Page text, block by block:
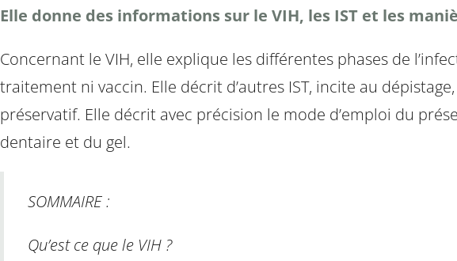
Elle donne des informations sur le VIH, les IST et les
Concernant le VIH, elle explique les différentes phases de
traitement ni vaccin. Elle décrit d’autres IST, incite au
préservatif. Elle décrit avec précision le mode d’emploi du
dentaire et du gel.
SOMMAIRE :
Qu’est ce que le VIH ?